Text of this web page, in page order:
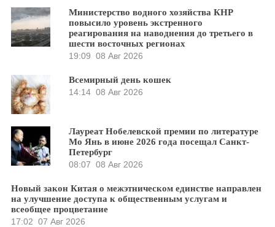
Министерство водного хозяйства КНР
повысило уровень экстренного
реагирования на наводнения до третьего в
шести восточных регионах
19:09 08 Авг 2026
Всемирный день кошек
14:14 08 Авг 2026
Лауреат Нобелевской премии по литературе
Мо Янь в июне 2026 года посещал Санкт-
Петербург
08:07 08 Авг 2026
Новый закон Китая о межэтническом единстве направлен
на улучшение доступа к общественным услугам и
всеобщее процветание
17:02 07 Авг 2026